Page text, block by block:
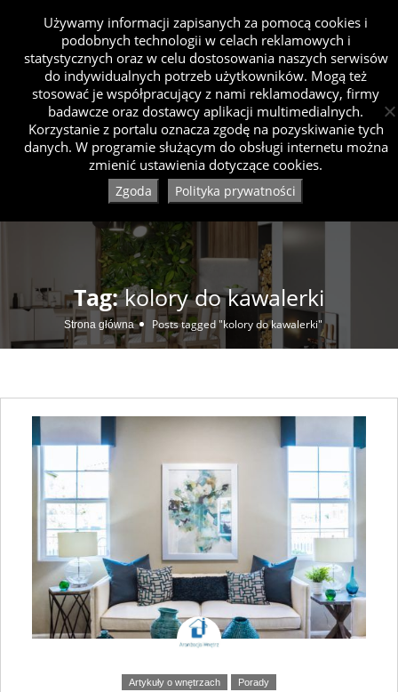
Tag:kolory do kawalerki
Strona główna Posts tagged "kolory do kawalerki"
Artykuły o wnętrzach Porady
Używamy informacji zapisanych za pomocą cookies i
podobnych technologii w celach reklamowych i
statystycznych oraz w celu dostosowania naszych serwisów
do indywidualnych potrzeb użytkowników. Mogą też
stosować je współpracujący z nami reklamodawcy, firmy
badawcze oraz dostawcy aplikacji multimedialnych.
Korzystanie z portalu oznacza zgodę na pozyskiwanie tych
danych. W programie służącym do obsługi internetu można
zmienić ustawienia dotyczące cookies.
Zgoda Polityka prywatności